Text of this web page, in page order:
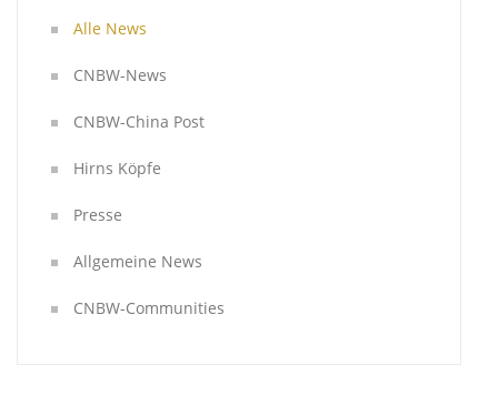
Alle News
CNBW-News
CNBW-China Post
Hirns Köpfe
Presse
Allgemeine News
CNBW-Communities